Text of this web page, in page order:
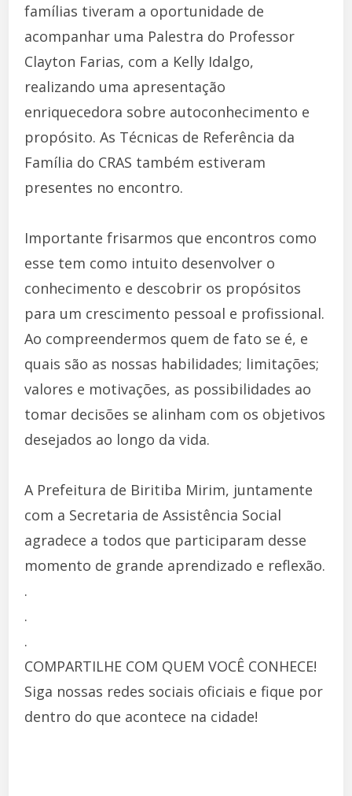
famílias tiveram a oportunidade de
acompanhar uma Palestra do Professor
Clayton Farias, com a Kelly Idalgo,
realizando uma apresentação
enriquecedora sobre autoconhecimento e
propósito. As Técnicas de Referência da
Família do CRAS também estiveram
presentes no encontro.
Importante frisarmos que encontros como
esse tem como intuito desenvolver o
conhecimento e descobrir os propósitos
para um crescimento pessoal e profissional.
Ao compreendermos quem de fato se é, e
quais são as nossas habilidades; limitações;
valores e motivações, as possibilidades ao
tomar decisões se alinham com os objetivos
desejados ao longo da vida.
A Prefeitura de Biritiba Mirim, juntamente
com a Secretaria de Assistência Social
agradece a todos que participaram desse
momento de grande aprendizado e reflexão.
.
.
.
COMPARTILHE COM QUEM VOCÊ CONHECE!
Siga nossas redes sociais oficiais e fique por
dentro do que acontece na cidade!